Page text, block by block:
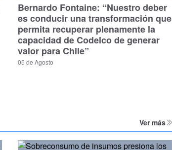
Bernardo Fontaine: “Nuestro deber
es conducir una transformación que
permita recuperar plenamente la
capacidad de Codelco de generar
valor para Chile”
05 de Agosto
Ver más